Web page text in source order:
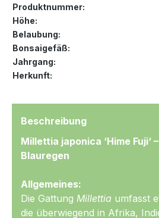
Produktnummer:
Höhe:
Belaubung:
Bonsaigefäß:
Jahrgang:
Herkunft:
Beschreibung
Millettia japonica ‘Hime Fuji‘
Blauregen
Allgemeines:
Die Gattung Millettia umfasst
die überwiegend in Afrika,